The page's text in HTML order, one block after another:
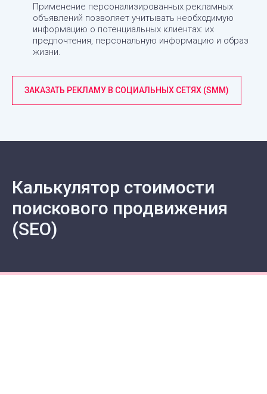
Применение персонализированных рекламных
объявлений позволяет учитывать необходимую
информацию о потенциальных клиентах: их
предпочтения, персональную информацию и образ
жизни.
ЗАКАЗАТЬ РЕКЛАМУ В СОЦИАЛЬНЫХ СЕТЯХ (SMM)
Калькулятор стоимости
поискового продвижения
(SEO)